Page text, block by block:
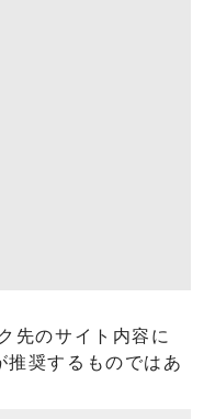
先のサイト内容に
推奨するものではあ